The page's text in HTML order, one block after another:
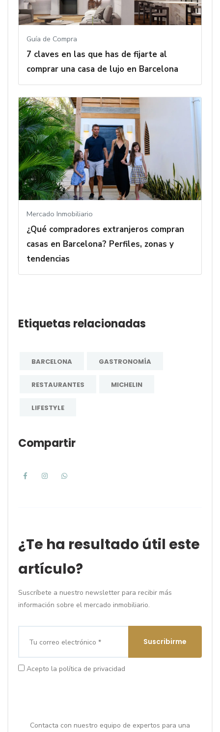
Guía de Compra
7 claves en las que has de fijarte al
comprar una casa de lujo en Barcelona
Mercado Inmobiliario
¿Qué compradores extranjeros compran
casas en Barcelona? Perfiles, zonas y
tendencias
Etiquetas relacionadas
BARCELONA GASTRONOMÍA
RESTAURANTES MICHELIN
LIFESTYLE
Compartir
¿Te ha resultado útil este
artículo?
Suscríbete a nuestro newsletter para recibir más
información sobre el mercado inmobiliario.
Suscribirme
Acepto la política de privacidad
Contacta con nuestro equipo de expertos para una